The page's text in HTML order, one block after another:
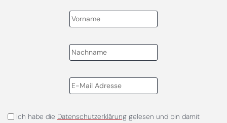
Ich habe die Datenschutzerklärunggelesen und bin damit